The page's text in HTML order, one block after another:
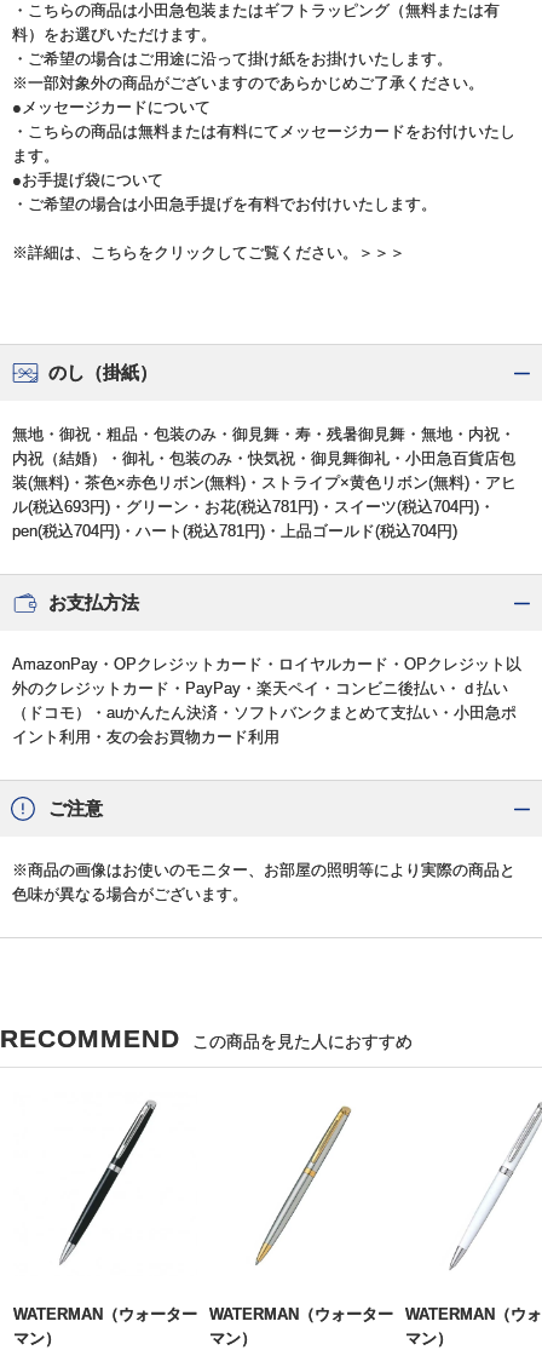
・こちらの商品は小田急包装またはギフトラッピング（無料または有
料）をお選びいただけます。
・ご希望の場合はご用途に沿って掛け紙をお掛けいたします。
※一部対象外の商品がございますのであらかじめご了承ください。
●メッセージカードについて
・こちらの商品は無料または有料にてメッセージカードをお付けいたし
ます。
●お手提げ袋について
・ご希望の場合は小田急手提げを有料でお付けいたします。
※詳細は、こちらをクリックしてご覧ください。＞＞＞
のし（掛紙）
無地・御祝・粗品・包装のみ・御見舞・寿・残暑御見舞・無地・内祝・
内祝（結婚）・御礼・包装のみ・快気祝・御見舞御礼・小田急百貨店包
装(無料)・茶色×赤色リボン(無料)・ストライプ×黄色リボン(無料)・アヒ
ル(税込693円)・グリーン・お花(税込781円)・スイーツ(税込704円)・
pen(税込704円)・ハート(税込781円)・上品ゴールド(税込704円)
お支払方法
AmazonPay・OPクレジットカード・ロイヤルカード・OPクレジット以
外のクレジットカード・PayPay・楽天ペイ・コンビニ後払い・ｄ払い
（ドコモ）・auかんたん決済・ソフトバンクまとめて支払い・小田急ポ
イント利用・友の会お買物カード利用
ご注意
※商品の画像はお使いのモニター、お部屋の照明等により実際の商品と
色味が異なる場合がございます。
RECOMMEND この商品を見た人におすすめ
WATERMAN（ウォーター
マン）
WATERMAN（ウォーター
マン）
WATERMAN（ウ
マン）